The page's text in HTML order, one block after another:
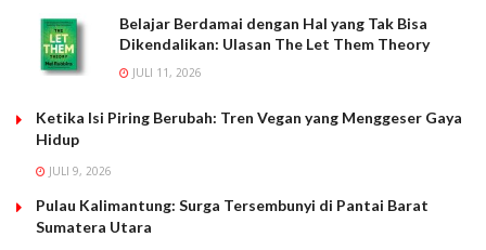
Belajar Berdamai dengan Hal yang Tak Bisa
Dikendalikan: Ulasan The Let Them Theory
JULI 11, 2026
Ketika Isi Piring Berubah: Tren Vegan yang Menggeser Gaya
Hidup
JULI 9, 2026
Pulau Kalimantung: Surga Tersembunyi di Pantai Barat
Sumatera Utara